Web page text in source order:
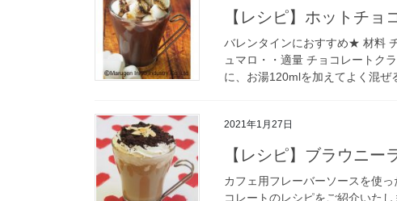
【レシピ】ホットチョ
バレンタインにおすすめ★ 材料
ュマロ・・適量 チョコレートク
に、お湯120mlを加えてよく混
2021年1月27日
【レシピ】ブラウニー
カフェ用フレーバーソースを使
コレートのレシピをご紹介いた